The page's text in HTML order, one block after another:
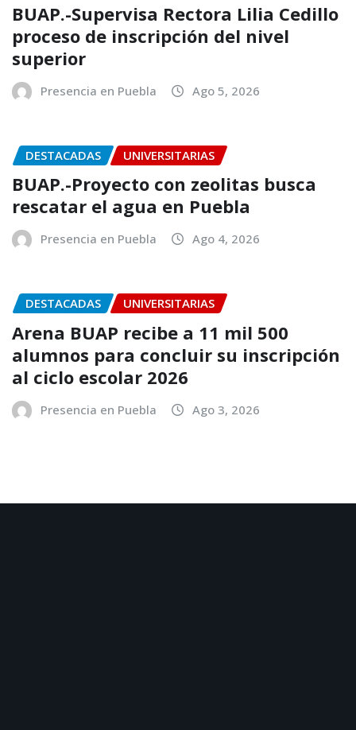
BUAP.-Supervisa Rectora Lilia Cedillo
proceso de inscripción del nivel
superior
Presencia en Puebla Ago 5, 2026
DESTACADAS UNIVERSITARIAS
BUAP.-Proyecto con zeolitas busca
rescatar el agua en Puebla
Presencia en Puebla Ago 4, 2026
DESTACADAS UNIVERSITARIAS
Arena BUAP recibe a 11 mil 500
alumnos para concluir su inscripción
al ciclo escolar 2026
Presencia en Puebla Ago 3, 2026